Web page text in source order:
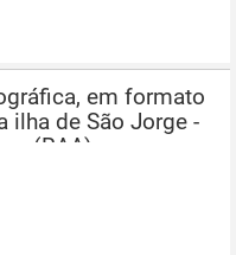
em formato
ilha de São Jorge -
(RAA)